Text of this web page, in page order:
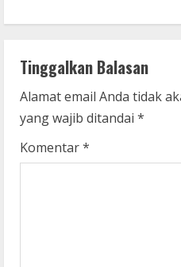
u
e
R
Tinggalkan Balasan
Alamat email Anda tidak
yang wajib ditandai *
Komentar*